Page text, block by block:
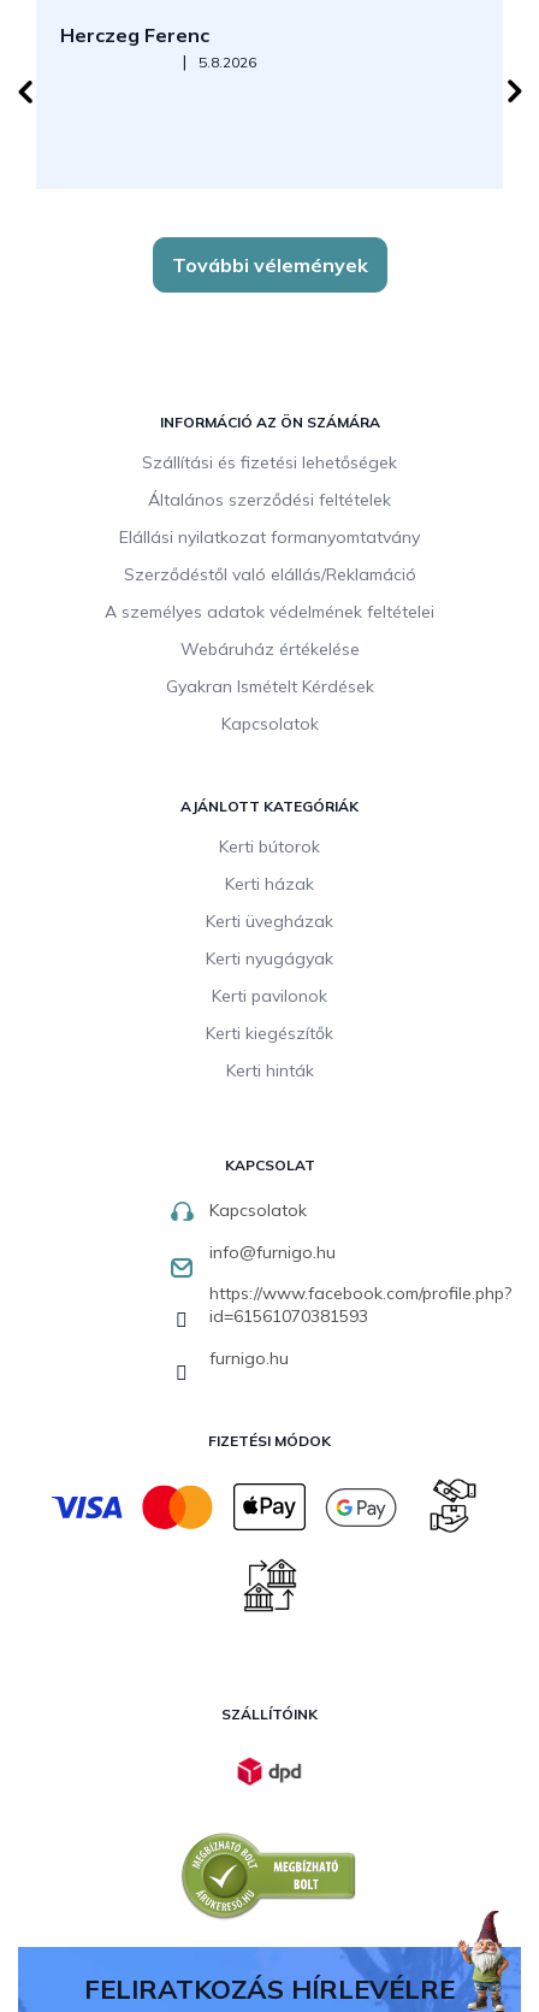
Herczeg Ferenc
Az áruház értékelése 5-ből 5 csillag.
| 5.8.2026
További vélemények
INFORMÁCIÓ AZ ÖN SZÁMÁRA
Szállítási és fizetési lehetőségek
Általános szerződési feltételek
Elállási nyilatkozat formanyomtatvány
Szerződéstől való elállás/Reklamáció
A személyes adatok védelmének feltételei
Webáruház értékelése
Gyakran Ismételt Kérdések
Kapcsolatok
AJÁNLOTT KATEGÓRIÁK
Kerti bútorok
Kerti házak
Kerti üvegházak
Kerti nyugágyak
Kerti pavilonok
Kerti kiegészítők
Kerti hinták
KAPCSOLAT
Kapcsolatok
info@furnigo.hu
https://www.facebook.com/profile.php?
id=61561070381593
furnigo.hu
FIZETÉSI MÓDOK
SZÁLLÍTÓINK
FELIRATKOZÁS HÍRLEVÉLRE